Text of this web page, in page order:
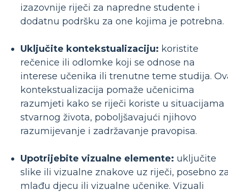
izazovnije riječi za napredne studente i
dodatnu podršku za one kojima je potrebna.
Uključite kontekstualizaciju: koristite
rečenice ili odlomke koji se odnose na
interese učenika ili trenutne teme studija.
kontekstualizacija pomaže učenicima
razumjeti kako se riječi koriste u situacijama
stvarnog života, poboljšavajući njihovo
razumijevanje i zadržavanje pravopisa.
Upotrijebite vizualne elemente: uključite
slike ili vizualne znakove uz riječi, posebno
mlađu djecu ili vizualne učenike. Vizuali